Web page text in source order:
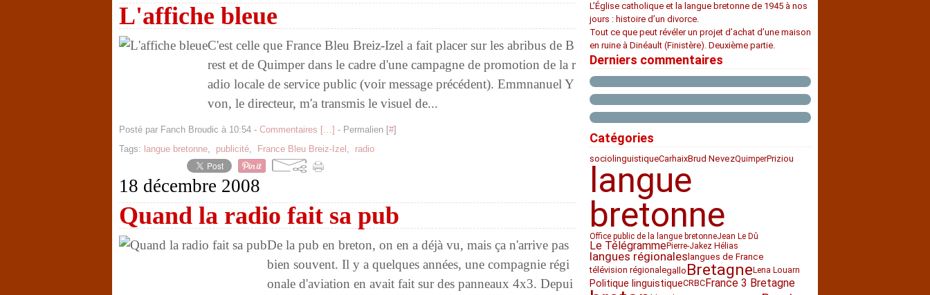
L'affiche bleue
C'est celle que France Bleu Breiz-Izel a fait placer sur les abribus de B
rest et de Quimper dans le cadre d'une campagne de promotion de la r
adio locale de service public (voir message précédent). Emmnanuel Y
von, le directeur, m'a transmis le visuel de...
Posté par Fanch Broudic à 10:54 - Commentaires […] - Permalien [#]
Tags: langue bretonne, publicité, France Bleu Breiz-Izel , radio
18 décembre 2008
Quand la radio fait sa pub
De la pub en breton, on en a déjà vu, mais ça n'arrive pas
bien souvent. Il y a quelques années, une compagnie régi
onale d'aviation en avait fait sur des panneaux 4x3. Depui
L’Église catholique et la langue bretonne de 1945 à nos
jours : histoire d’un divorce.
Tout ce que peut révéler un projet d’achat d’une maison
en ruine à Dinéault (Finistère). Deuxième partie.
Derniers commentaires
Catégories
sociolinguistiqueCarhaixBrud NevezQuimperPriziou
langue
bretonne
Office public de la langue bretonneJean Le Dû
Le TélégrammePierre-Jakez Hélias
langues régionales langues de France
télévision régionalegallo Bretagne Lena Louarn
Politique linguistiqueCRBCFrance 3 Bretagne